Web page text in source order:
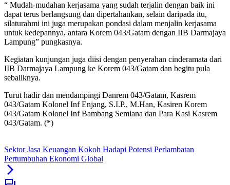
“ Mudah-mudahan kerjasama yang sudah terjalin dengan baik ini
dapat terus berlangsung dan dipertahankan, selain daripada itu,
silaturahmi ini juga merupakan pondasi dalam menjalin kerjasama
untuk kedepannya, antara Korem 043/Gatam dengan IIB Darmajaya
Lampung” pungkasnya.
Kegiatan kunjungan juga diisi dengan penyerahan cinderamata dari
IIB Darmajaya Lampung ke Korem 043/Gatam dan begitu pula
sebaliknya.
Turut hadir dan mendampingi Danrem 043/Gatam, Kasrem
043/Gatam Kolonel Inf Enjang, S.I.P., M.Han, Kasiren Korem
043/Gatam Kolonel Inf Bambang Semiana dan Para Kasi Kasrem
043/Gatam. (*)
Sektor Jasa Keuangan Kokoh Hadapi Potensi Perlambatan
Pertumbuhan Ekonomi Global